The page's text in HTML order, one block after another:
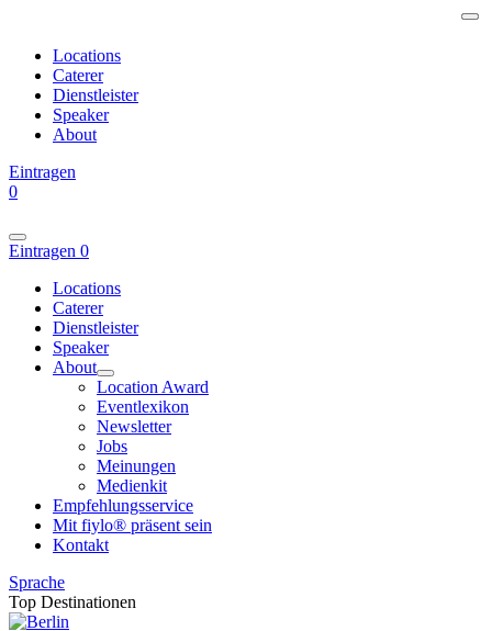
Locations
Caterer
Dienstleister
Speaker
About
Eintragen
0
Eintragen 0
Locations
Caterer
Dienstleister
Speaker
About
Location Award
Eventlexikon
Newsletter
Jobs
Meinungen
Medienkit
Empfehlungsservice
Mit fiylo® präsent sein
Kontakt
Sprache
Top Destinationen